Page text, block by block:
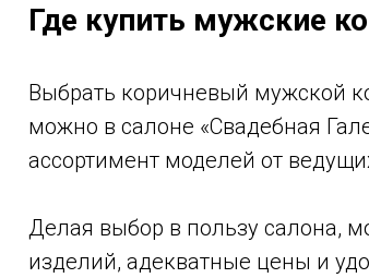
Где купить мужские
Выбрать коричневый мужской
можно в салоне «Свадебная
ассортимент моделей от
Делая выбор в пользу салона,
изделий, адекватные цены и